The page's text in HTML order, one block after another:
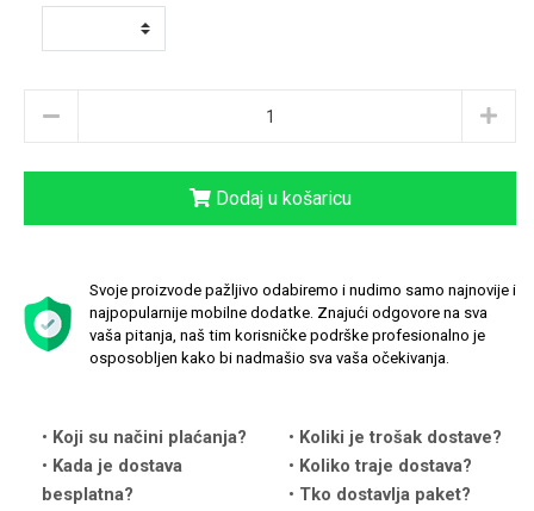
Dodaj u košaricu
Svoje proizvode pažljivo odabiremo i nudimo samo najnovije i
najpopularnije mobilne dodatke. Znajući odgovore na sva
vaša pitanja, naš tim korisničke podrške profesionalno je
osposobljen kako bi nadmašio sva vaša očekivanja.
Koji su načini plaćanja?
Koliki je trošak dostave?
Kada je dostava
besplatna?
Koliko traje dostava?
Tko dostavlja paket?
Love motivi I Need Some Space
Quotes Collection Cirkus